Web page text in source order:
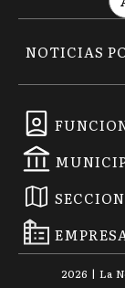
NOTICIAS
2026 | La